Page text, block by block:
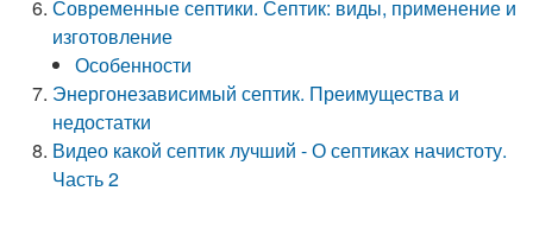
Современные септики. Септик: виды, применение и
изготовление
Особенности
Энергонезависимый септик. Преимущества и
недостатки
Видео какой септик лучший - О септиках начистоту.
Часть 2